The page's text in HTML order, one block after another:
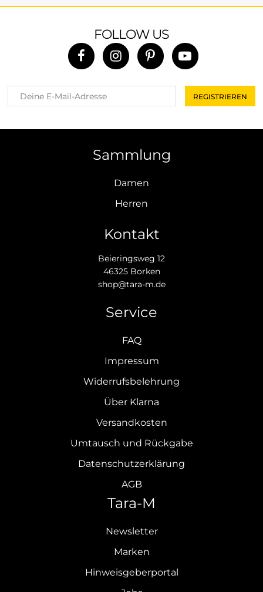
FOLLOW US
Sammlung
Damen
Herren
Kontakt
Beieringsweg 12
46325 Borken
shop@tara-m.de
Service
FAQ
Impressum
Widerrufsbelehrung
Über Klarna
Versandkosten
Umtausch und Rückgabe
Datenschutzerklärung
AGB
Tara-M
Newsletter
Marken
Hinweisgeberportal